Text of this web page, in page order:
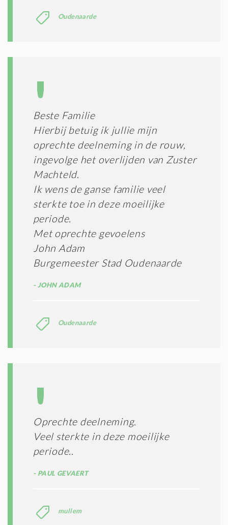
Oudenaarde
Beste Familie
Hierbij betuig ik jullie mijn
oprechte deelneming in de rouw,
ingevolge het overlijden van Zuster
Machteld.
Ik wens de ganse familie veel
sterkte toe in deze moeilijke
periode.
Met oprechte gevoelens
John Adam
Burgemeester Stad Oudenaarde
JOHN ADAM
Oudenaarde
Oprechte deelneming.
Veel sterkte in deze moeilijke
periode..
PAUL GEVAERT
mullem